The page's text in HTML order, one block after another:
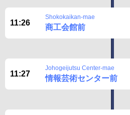
11:26
Shokokaikan-mae
商工会館前
11:27
Johogeijutsu Center-mae
情報芸術センター前